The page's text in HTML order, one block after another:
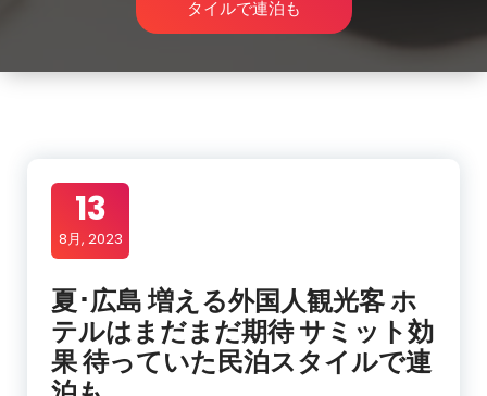
タイルで連泊も
13
8月, 2023
夏･広島 増える外国人観光客 ホ
テルはまだまだ期待 サミット効
果 待っていた民泊スタイルで連